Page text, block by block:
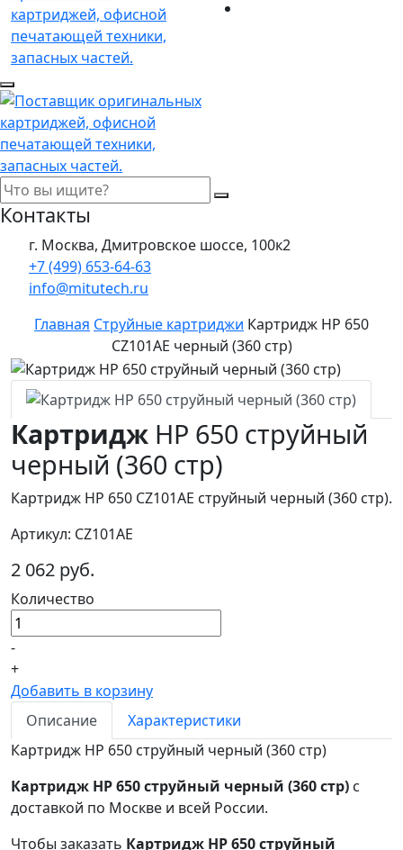
Контакты
г. Москва, Дмитровское шоссе, 100к2
+7 (499) 653-64-63
info@mitutech.ru
Главная Струйные картриджи Картридж HP 650
CZ101AE черный (360 стр)
Картридж HP 650 струйный
черный (360 стр)
Картридж HP 650 CZ101AE струйный черный (360 стр).
Артикул: CZ101AE
2 062 руб.
Количество
-
+
Добавить в корзину
Описание
Характеристики
Картридж HP 650 струйный черный (360 стр)
Картридж HP 650 струйный черный (360 стр) с
доставкой по Москве и всей России.
Чтобы заказать Картридж HP 650 струйный